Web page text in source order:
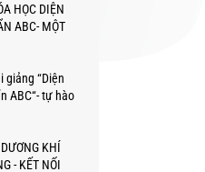
HÀNH TRÌNH
HỌC DIỆN
ABC- MỘT
giảng “Diện
ABC“- tự hào
KHÍ
- KẾT NỐI